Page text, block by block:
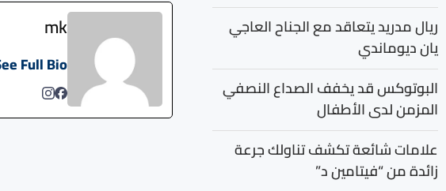
mk
Full Bio
ريال مدريد يتعاقد مع الجناح العاجي
يان ديوماندي
البوتوكس قد يخفف الصداع النصفي
المزمن لدى الأطفال
علامات شائعة تكشف تناولك جرعة
زائدة من “فيتامين د”